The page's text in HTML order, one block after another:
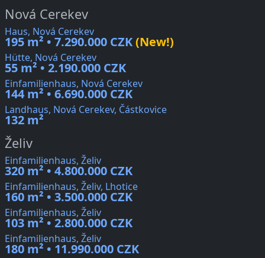
Nová Cerekev
Haus, Nová Cerekev
195 m² • 7.290.000 CZK(New!)
Hütte, Nová Cerekev
55 m² • 2.190.000 CZK
Einfamilienhaus, Nová Cerekev
144 m² • 6.690.000 CZK
Landhaus, Nová Cerekev, Částkovice
132 m²
Želiv
Einfamilienhaus, Želiv
320 m² • 4.800.000 CZK
Einfamilienhaus, Želiv, Lhotice
160 m² • 3.500.000 CZK
Einfamilienhaus, Želiv
103 m² • 2.800.000 CZK
Einfamilienhaus, Želiv
180 m² • 11.990.000 CZK